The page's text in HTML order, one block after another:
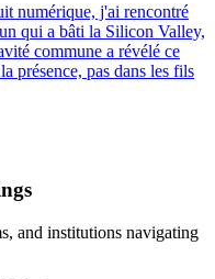
numérique, j'ai rencontré
qui a bâti la Silicon Valley,
commune a révélé ce
présence, pas dans les fils
and institutions navigating